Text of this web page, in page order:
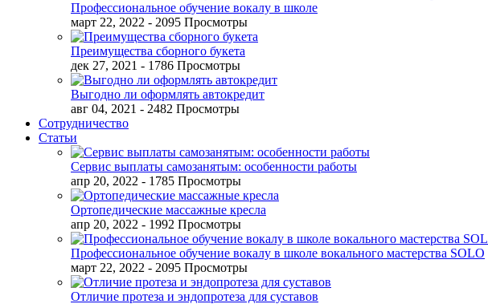
Профессиональное обучение вокалу в школе
март 22, 2022 - 2095 Просмотры
Преимущества сборного букета
дек 27, 2021 - 1786 Просмотры
Выгодно ли оформлять автокредит
авг 04, 2021 - 2482 Просмотры
Сотрудничество
Статьи
Сервис выплаты самозанятым: особенности работы
апр 20, 2022 - 1785 Просмотры
Ортопедические массажные кресла
апр 20, 2022 - 1992 Просмотры
Профессиональное обучение вокалу в школе вокального мастерства SOLO
март 22, 2022 - 2095 Просмотры
Отличие протеза и эндопротеза для суставов